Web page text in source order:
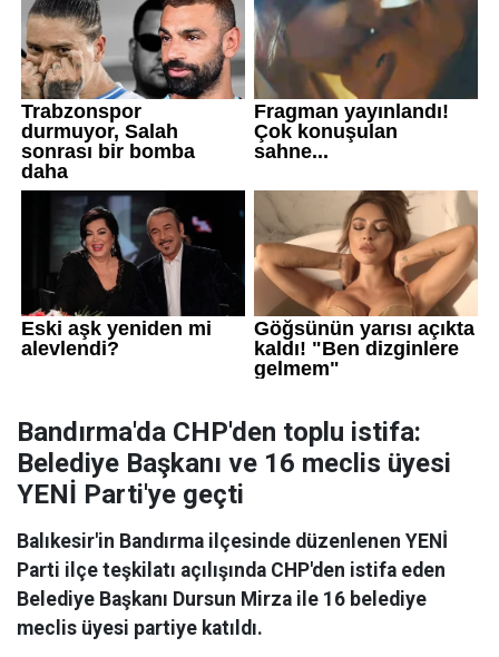
Bandırma'da CHP'den toplu istifa:
Belediye Başkanı ve 16 meclis üyesi
YENİ Parti'ye geçti
Balıkesir'in Bandırma ilçesinde düzenlenen YENİ
Parti ilçe teşkilatı açılışında CHP'den istifa eden
Belediye Başkanı Dursun Mirza ile 16 belediye
meclis üyesi partiye katıldı.